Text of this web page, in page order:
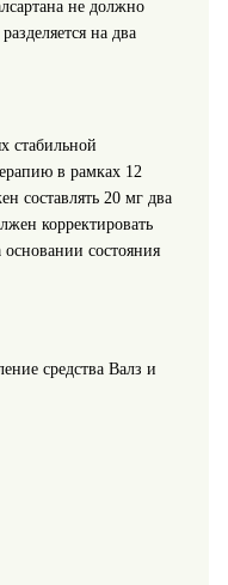
не должно
на два
стабильной
в рамках 12
составлять 20 мг два
корректировать
состояния
средства Валз и